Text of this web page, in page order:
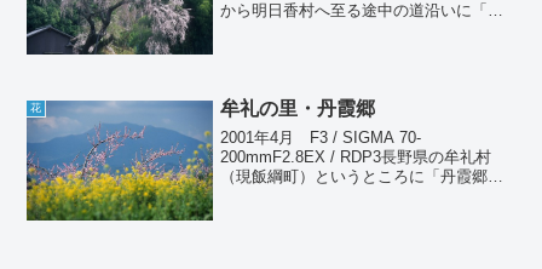
から明日香村へ至る途中の道沿いに「八
花 牟礼の里・丹霞郷
2001年4月 F3 / SIGMA 70-
200mmF2.8EX / RDP3長野県の牟礼村
（現飯綱町）というところに「丹霞郷」